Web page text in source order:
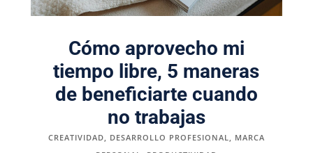
Cómo aprovecho mi
tiempo libre, 5 maneras
de beneficiarte cuando
no trabajas
CREATIVIDAD, DESARROLLO PROFESIONAL, MARCA